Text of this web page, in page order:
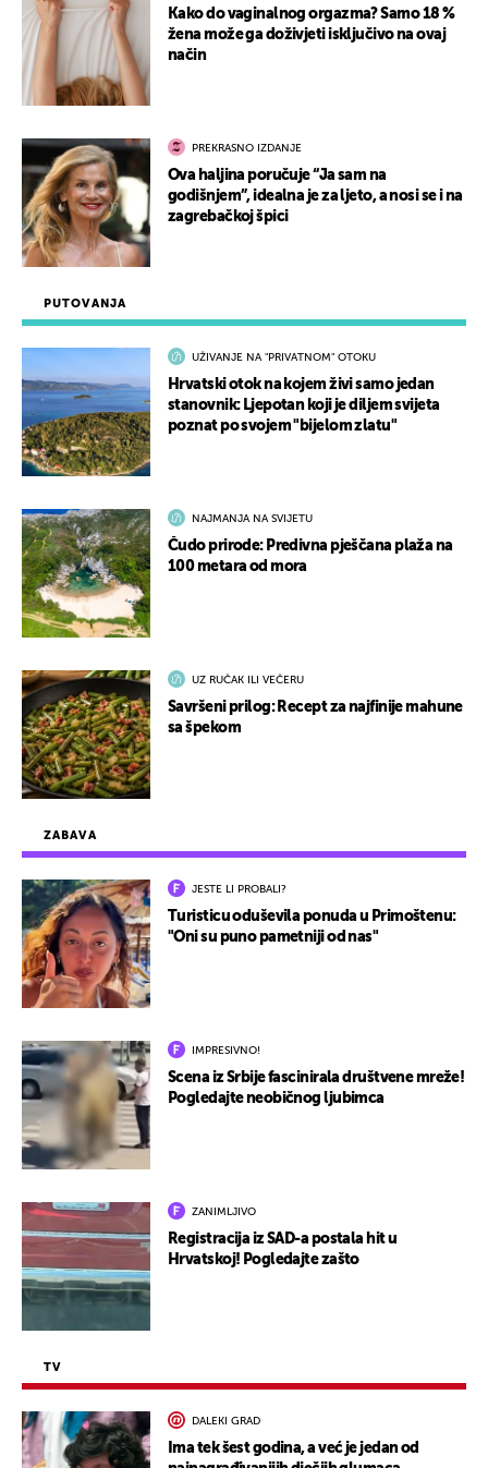
ZABAVA
JESTE LI PROBALI?
Turisticu oduševila ponuda u Primoštenu:
"Oni su puno pametniji od nas"
IMPRESIVNO!
Scena iz Srbije fascinirala društvene mreže!
Pogledajte neobičnog ljubimca
ZANIMLJIVO
Registracija iz SAD-a postala hit u
Hrvatskoj! Pogledajte zašto
TV
DALEKI GRAD
Ima tek šest godina, a već je jedan od
PUTOVANJA
UŽIVANJE NA "PRIVATNOM" OTOKU
Hrvatski otok na kojem živi samo jedan
stanovnik: Ljepotan koji je diljem svijeta
poznat po svojem "bijelom zlatu"
NAJMANJA NA SVIJETU
Čudo prirode: Predivna pješčana plaža na
100 metara od mora
UZ RUČAK ILI VEČERU
Savršeni prilog: Recept za najfinije mahune
sa špekom
Kako do vaginalnog orgazma? Samo 18 %
žena može ga doživjeti isključivo na ovaj
način
PREKRASNO IZDANJE
Ova haljina poručuje “Ja sam na
godišnjem”, idealna je za ljeto, a nosi se i na
zagrebačkoj špici